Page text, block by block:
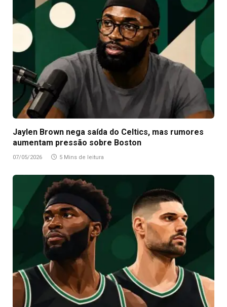
Jaylen Brown nega saída do Celtics, mas rumores
aumentam pressão sobre Boston
07/05/2026 5 Mins de leitura